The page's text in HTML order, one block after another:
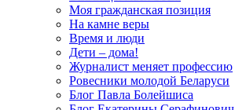
Моя гражданская позиция
На камне веры
Время и люди
Дети – дома!
Журналист меняет профессию
Ровесники молодой Беларуси
Блог Павла Болейшиса